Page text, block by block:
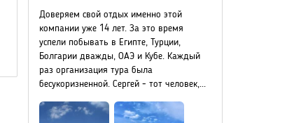
Доверяем свой отдых именно этой
компании уже 14 лет. За это время
успели побывать в Египте, Турции,
Болгарии дважды, ОАЭ и Кубе. Каждый
раз организация тура была
бесукоризненной. Сергей - тот человек,...